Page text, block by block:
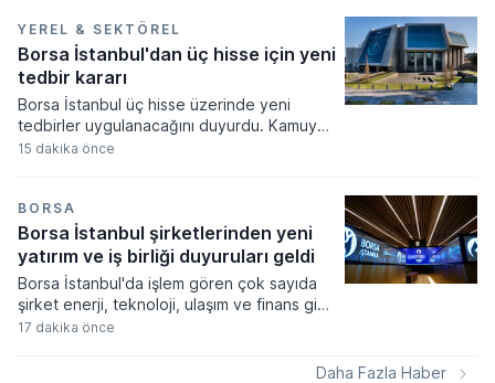
çalıştığını belirten Pezeşkiyan, Müslüman
ülkelerin topraklarını saldırı amaçlı
kullandırmaması gerektiğini ifade etti.
YEREL & SEKTÖREL
Borsa İstanbul'dan üç hisse için yeni
tedbir kararı
Borsa İstanbul üç hisse üzerinde yeni
tedbirler uygulanacağını duyurdu. Kamuyu
Aydınlatma Platformu üzerinden yapılan
kısıtlamalar 10 Ağustos tarihinde devreye
girecek.
15 dakika önce
BORSA
Borsa İstanbul şirketlerinden yeni
yatırım ve iş birliği duyuruları geldi
Borsa İstanbul'da işlem gören çok sayıda
şirket enerji, teknoloji, ulaşım ve finans gibi
farklı sektörlerde gerçekleştirdikleri yeni iş
17 dakika önce
Daha Fazla Haber